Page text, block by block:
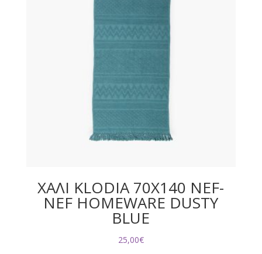
ΧΑΛΙ KLODIA 70X140 NEF-
NEF HOMEWARE DUSTY
BLUE
25,00€